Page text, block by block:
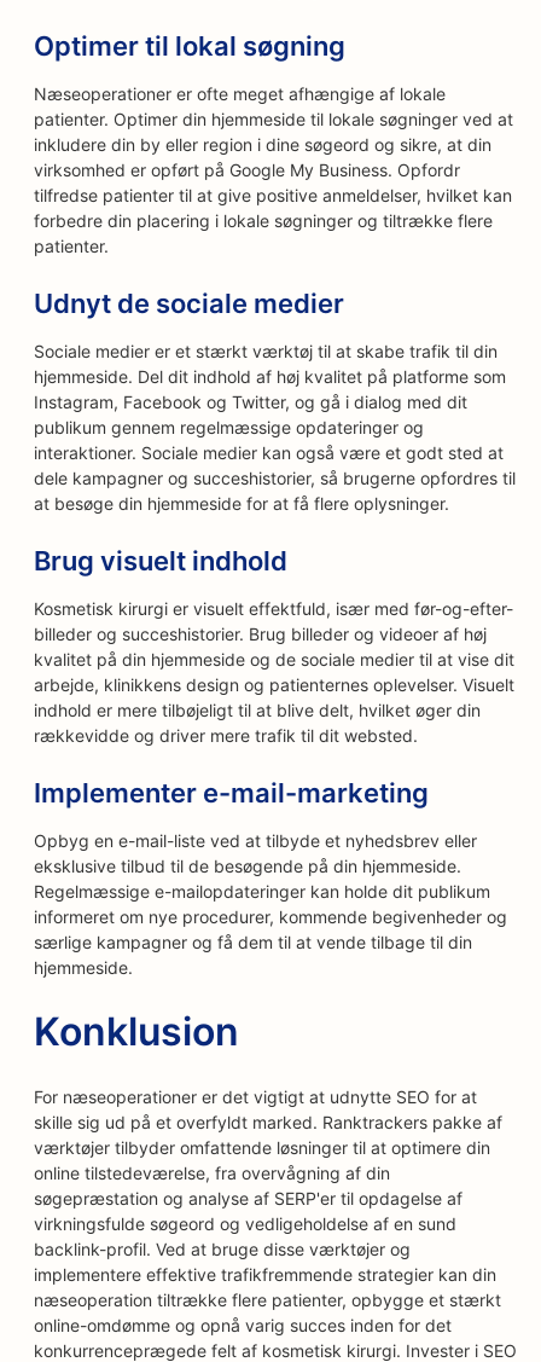
Optimer til lokal søgning
Næseoperationer er ofte meget afhængige af lokale
patienter. Optimer din hjemmeside til lokale søgninger ved at
inkludere din by eller region i dine søgeord og sikre, at din
virksomhed er opført på Google My Business. Opfordr
tilfredse patienter til at give positive anmeldelser, hvilket kan
forbedre din placering i lokale søgninger og tiltrække flere
patienter.
Udnyt de sociale medier
Sociale medier er et stærkt værktøj til at skabe trafik til din
hjemmeside. Del dit indhold af høj kvalitet på platforme som
Instagram, Facebook og Twitter, og gå i dialog med dit
publikum gennem regelmæssige opdateringer og
interaktioner. Sociale medier kan også være et godt sted at
dele kampagner og succeshistorier, så brugerne opfordres til
at besøge din hjemmeside for at få flere oplysninger.
Brug visuelt indhold
Kosmetisk kirurgi er visuelt effektfuld, især med før-og-efter-
billeder og succeshistorier. Brug billeder og videoer af høj
kvalitet på din hjemmeside og de sociale medier til at vise dit
arbejde, klinikkens design og patienternes oplevelser. Visuelt
indhold er mere tilbøjeligt til at blive delt, hvilket øger din
rækkevidde og driver mere trafik til dit websted.
Implementer e-mail-marketing
Opbyg en e-mail-liste ved at tilbyde et nyhedsbrev eller
eksklusive tilbud til de besøgende på din hjemmeside.
Regelmæssige e-mailopdateringer kan holde dit publikum
informeret om nye procedurer, kommende begivenheder og
særlige kampagner og få dem til at vende tilbage til din
hjemmeside.
Konklusion
For næseoperationer er det vigtigt at udnytte SEO for at
skille sig ud på et overfyldt marked. Ranktrackers pakke af
værktøjer tilbyder omfattende løsninger til at optimere din
online tilstedeværelse, fra overvågning af din
søgepræstation og analyse af SERP'er til opdagelse af
virkningsfulde søgeord og vedligeholdelse af en sund
backlink-profil. Ved at bruge disse værktøjer og
implementere effektive trafikfremmende strategier kan din
næseoperation tiltrække flere patienter, opbygge et stærkt
online-omdømme og opnå varig succes inden for det
konkurrenceprægede felt af kosmetisk kirurgi. Invester i SEO